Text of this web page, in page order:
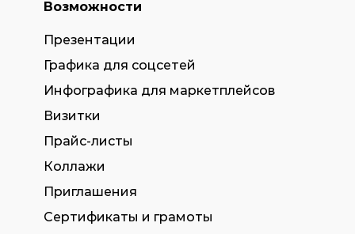
Возможности
Презентации
Графика для соцсетей
Инфографика для маркетплейсов
Визитки
Прайс-листы
Коллажи
Приглашения
Сертификаты и грамоты